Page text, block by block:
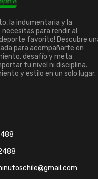
la indumentaria y la
para rendir al
favorito! Descubre
para acompañarte en
desafío y meta
tu nivel ni disciplina.
y estilo en un solo lugar.